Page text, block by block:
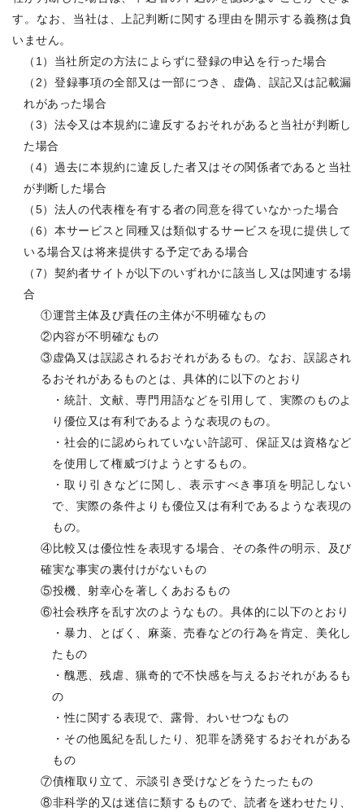
す。なお、当社は、上記判断に関する理由を開示する義務は負
いません。
（1）当社所定の方法によらずに登録の申込を行った場合
（2）登録事項の全部又は一部につき、虚偽、誤記又は記載漏
れがあった場合
（3）法令又は本規約に違反するおそれがあると当社が判断し
た場合
（4）過去に本規約に違反した者又はその関係者であると当社
が判断した場合
（5）法人の代表権を有する者の同意を得ていなかった場合
（6）本サービスと同種又は類似するサービスを現に提供して
いる場合又は将来提供する予定である場合
（7）契約者サイトが以下のいずれかに該当し又は関連する場
合
①運営主体及び責任の主体が不明確なもの
②内容が不明確なもの
③虚偽又は誤認されるおそれがあるもの。なお、誤認され
るおそれがあるものとは、具体的に以下のとおり
・統計、文献、専門用語などを引用して、実際のものよ
り優位又は有利であるような表現のもの。
・社会的に認められていない許認可、保証又は資格など
を使用して権威づけようとするもの。
・取り引きなどに関し、表示すべき事項を明記しない
で、実際の条件よりも優位又は有利であるような表現の
もの。
④比較又は優位性を表現する場合、その条件の明示、及び
確実な事実の裏付けがないもの
⑤投機、射幸心を著しくあおるもの
⑥社会秩序を乱す次のようなもの。具体的に以下のとおり
・暴力、とばく、麻薬、売春などの行為を肯定、美化し
たもの
・醜悪、残虐、猟奇的で不快感を与えるおそれがあるも
の
・性に関する表現で、露骨、わいせつなもの
・その他風紀を乱したり、犯罪を誘発するおそれがある
もの
⑦債権取り立て、示談引き受けなどをうたったもの
⑧非科学的又は迷信に類するもので、読者を迷わせたり、